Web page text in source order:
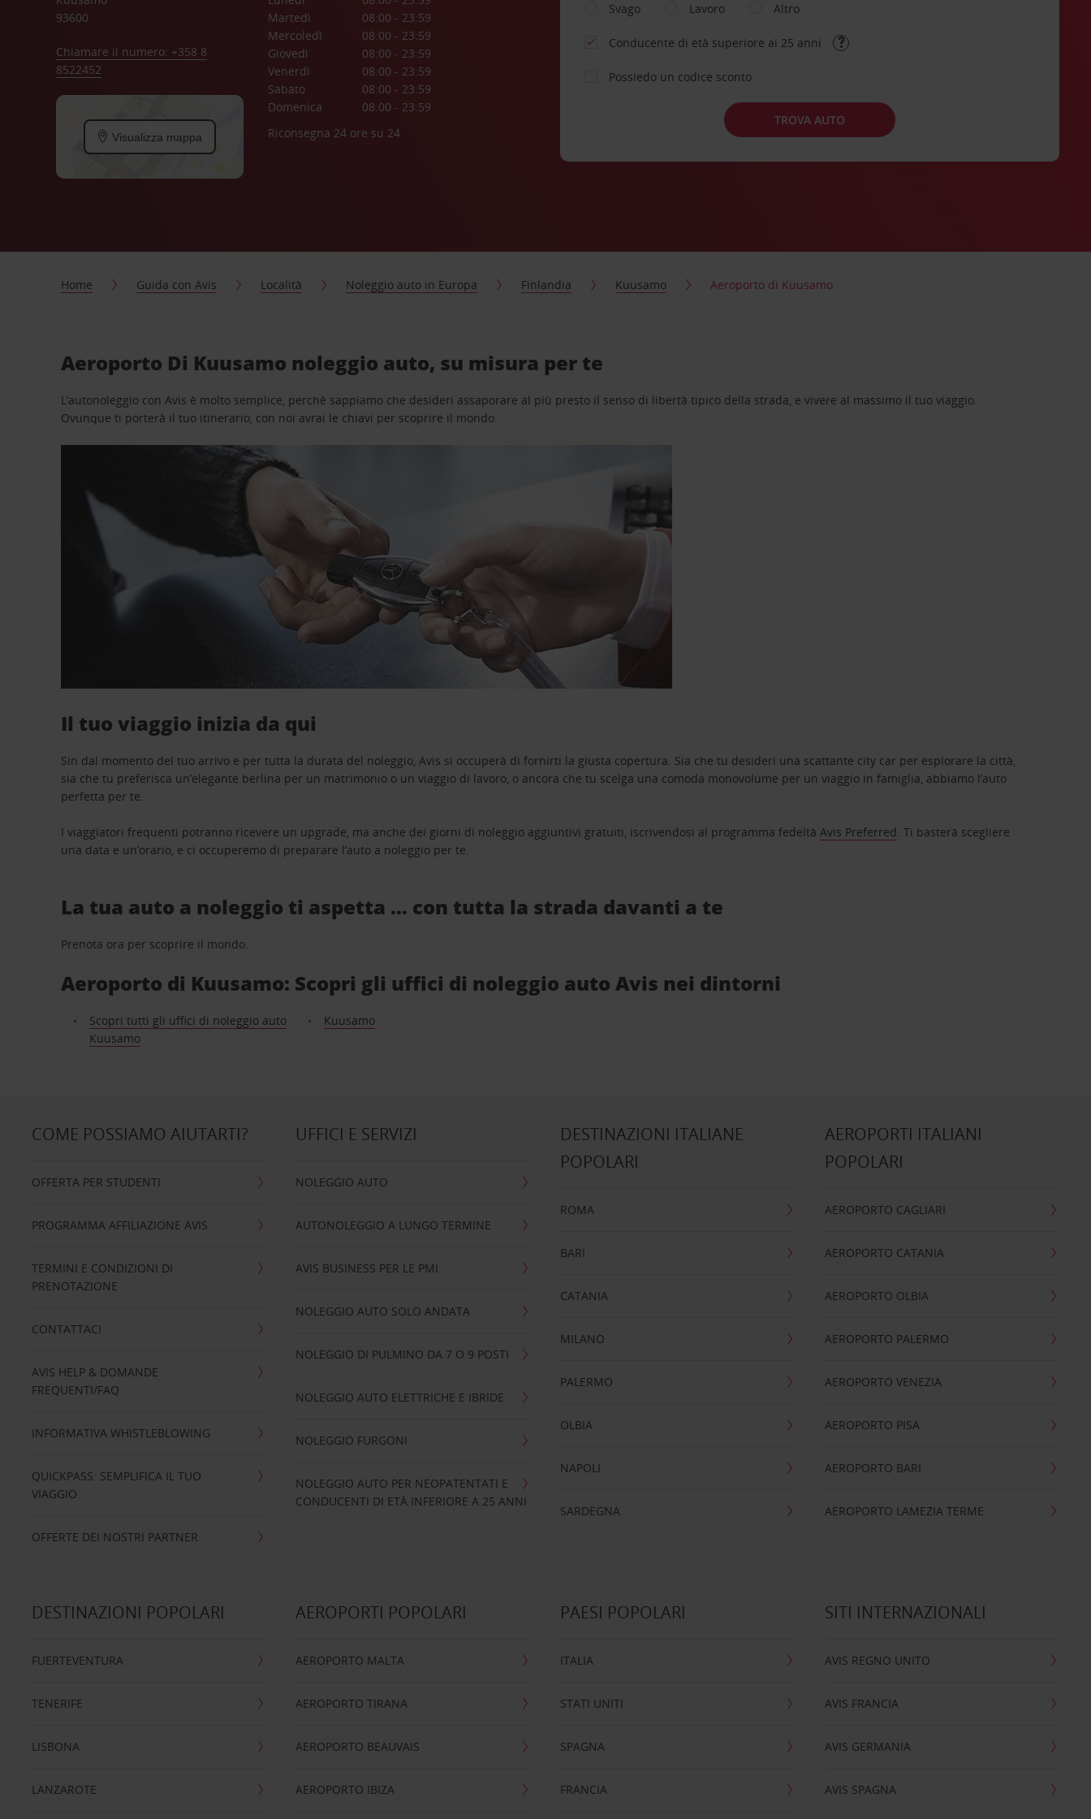
93600
Chiamare il numero: +358 8
8522452
Visualizza mappa
Martedì
08:00 - 23:59
Mercoledì
08:00 - 23:59
Giovedì
08:00 - 23:59
Venerdì
08:00 - 23:59
Sabato
08:00 - 23:59
Domenica
08:00 - 23:59
Riconsegna 24 ore su 24
Svago
Lavoro Altro
Conducente di età superiore ai 25 anni
Possiedo un codice sconto
TROVA AUTO
Home Guida con Avis Località Noleggio auto in Europa Finlandia Kuusamo Aeroporto di Kuusamo
Aeroporto Di Kuusamo noleggio auto, su misura per te
L’autonoleggio con Avis è molto semplice, perchè sappiamo che desideri assaporare al più presto il senso di libertà tipico della strada, e vivere al massimo il tuo viaggio.
Ovunque ti porterà il tuo itinerario, con noi avrai le chiavi per scoprire il mondo.
Il tuo viaggio inizia da qui
Sin dal momento del tuo arrivo e per tutta la durata del noleggio, Avis si occuperà di fornirti la giusta copertura. Sia che tu desideri una scattante city car per esplorare la città,
sia che tu preferisca un’elegante berlina per un matrimonio o un viaggio di lavoro, o ancora che tu scelga una comoda monovolume per un viaggio in famiglia, abbiamo l’auto
perfetta per te.
I viaggiatori frequenti potranno ricevere un upgrade, ma anche dei giorni di noleggio aggiuntivi gratuiti, iscrivendosi al programma fedeltàAvis Preferred. Ti basterà scegliere
una data e un’orario, e ci occuperemo di preparare l’auto a noleggio per te.
La tua auto a noleggio ti aspetta … con tutta la strada davanti a te
Prenota ora per scoprire il mondo.
Aeroporto di Kuusamo: Scopri gli uffici di noleggio auto Avis nei dintorni
Scopri tutti gli uffici di noleggio auto
Kuusamo
Kuusamo
COME POSSIAMO AIUTARTI?
OFFERTA PER STUDENTI
PROGRAMMA AFFILIAZIONE AVIS
TERMINI E CONDIZIONI DI
PRENOTAZIONE
CONTATTACI
AVIS HELP & DOMANDE
FREQUENTI/FAQ
INFORMATIVA WHISTLEBLOWING
QUICKPASS: SEMPLIFICA IL TUO
VIAGGIO
OFFERTE DEI NOSTRI PARTNER
UFFICI E SERVIZI
NOLEGGIO AUTO
AUTONOLEGGIO A LUNGO TERMINE
AVIS BUSINESS PER LE PMI
NOLEGGIO AUTO SOLO ANDATA
NOLEGGIO DI PULMINO DA 7 O 9 POSTI
NOLEGGIO AUTO ELETTRICHE E IBRIDE
NOLEGGIO FURGONI
NOLEGGIO AUTO PER NEOPATENTATI E
CONDUCENTI DI ETÀ INFERIORE A 25 ANNI
DESTINAZIONI ITALIANE
POPOLARI
ROMA
BARI
CATANIA
MILANO
PALERMO
OLBIA
NAPOLI
SARDEGNA
AEROPORTI ITALIANI
POPOLARI
AEROPORTO CAGLIARI
AEROPORTO CATANIA
AEROPORTO OLBIA
AEROPORTO PALERMO
AEROPORTO VENEZIA
AEROPORTO PISA
AEROPORTO BARI
AEROPORTO LAMEZIA TERME
DESTINAZIONI POPOLARI
FUERTEVENTURA
TENERIFE
LISBONA
LANZAROTE
AEROPORTI POPOLARI
AEROPORTO MALTA
AEROPORTO TIRANA
AEROPORTO BEAUVAIS
AEROPORTO IBIZA
PAESI POPOLARI
ITALIA
STATI UNITI
SPAGNA
FRANCIA
SITI INTERNAZIONALI
AVIS REGNO UNITO
AVIS FRANCIA
AVIS GERMANIA
AVIS SPAGNA